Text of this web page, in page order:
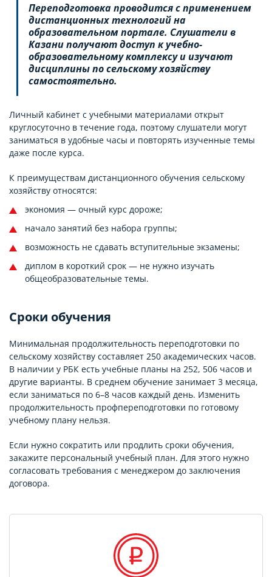
Переподготовка проводится с применением
дистанционных технологий на
образовательном портале. Слушатели в
Казани получают доступ к учебно-
образовательному комплексу и изучают
дисциплины по сельскому хозяйству
самостоятельно.
Личный кабинет с учебными материалами открыт
круглосуточно в течение года, поэтому слушатели могут
заниматься в удобные часы и повторять изученные темы
даже после курса.
К преимуществам дистанционного обучения сельскому
хозяйству относятся:
экономия — очный курс дороже;
начало занятий без набора группы;
возможность не сдавать вступительные экзамены;
диплом в короткий срок — не нужно изучать
общеобразовательные темы.
Сроки обучения
Минимальная продолжительность переподготовки по
сельскому хозяйству составляет 250 академических часов.
В наличии у РБК есть учебные планы на 252, 506 часов и
другие варианты. В среднем обучение занимает 3 месяца,
если заниматься по 6–8 часов каждый день. Изменить
продолжительность профпереподготовки по готовому
учебному плану нельзя.
Если нужно сократить или продлить сроки обучения,
закажите персональный учебный план. Для этого нужно
согласовать требования с менеджером до заключения
договора.